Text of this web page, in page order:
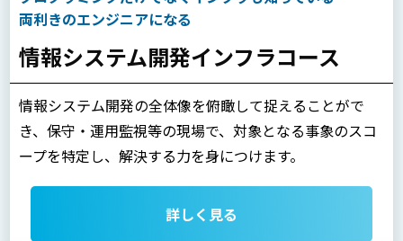
両利きのエンジニアになる
情報システム開発インフラコース
情報システム開発の全体像を俯瞰して捉えることがで
き、保守・運用監視等の現場で、対象となる事象のスコ
ープを特定し、解決する力を身につけます。
詳しく見る